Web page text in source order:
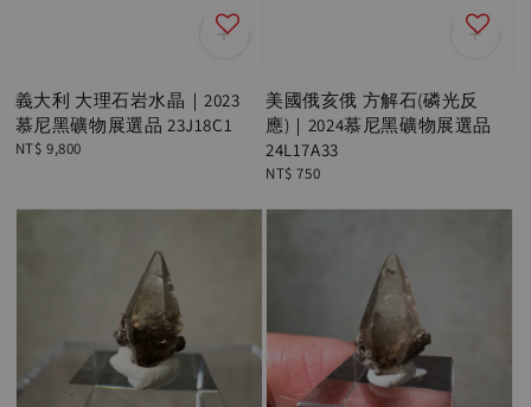
義大利 大理石岩水晶｜2023
慕尼黑礦物展選品 23J18C1
Regular
NT$ 9,800
美國俄亥俄 方解石(磷光反
應)｜2024慕尼黑礦物展選品
24L17A33
Regular
NT$ 750